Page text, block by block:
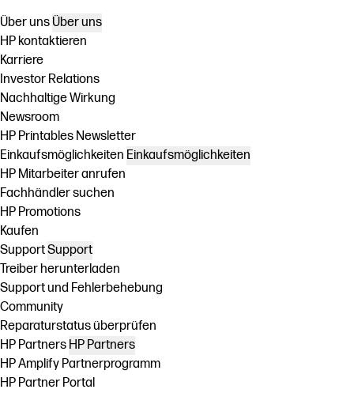
Über uns Über uns
HP kontaktieren
Karriere
Investor Relations
Nachhaltige Wirkung
Newsroom
HP Printables Newsletter
Einkaufsmöglichkeiten Einkaufsmöglichkeiten
HP Mitarbeiter anrufen
Fachhändler suchen
HP Promotions
Kaufen
SupportSupport
Treiber herunterladen
Support und Fehlerbehebung
Community
Reparaturstatus überprüfen
HP Partners HP Partners
HP Amplify Partnerprogramm
HP Partner Portal